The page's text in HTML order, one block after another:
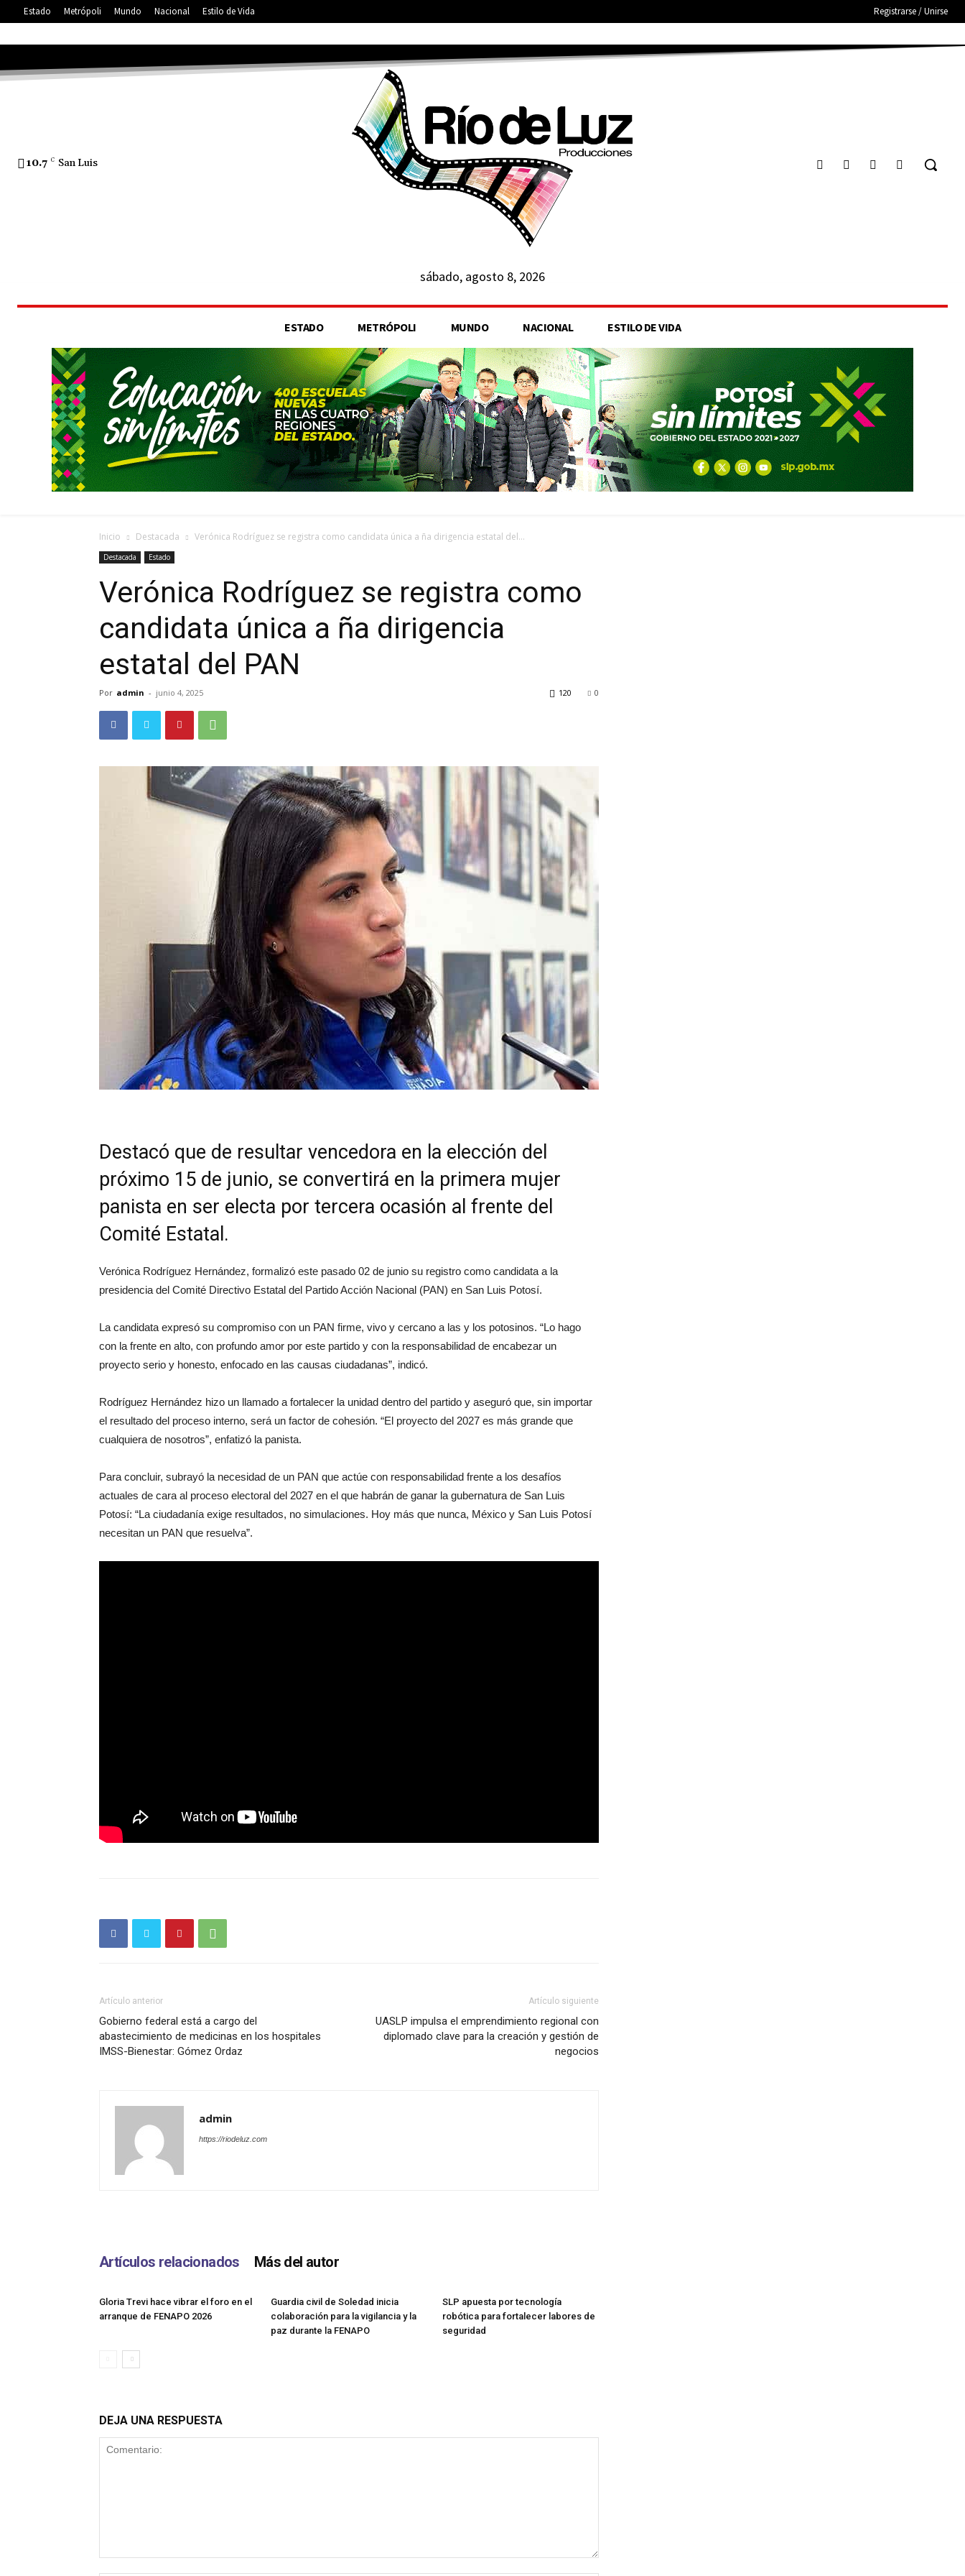
Estado Metrópoli Mundo Nacional Estilo de Vida Registrarse / Unirse
10.7 C San Luis
sábado, agosto 8, 2026
ESTADO METRÓPOLI MUNDO NACIONAL ESTILO DE VIDA
Inicio Destacada Verónica Rodríguez se registra como candidata única a ña dirigencia estatal del...
Destacada Estado
Verónica Rodríguez se registra como
candidata única a ña dirigencia
estatal del PAN
Por admin - junio 4, 2025 0
120
Destacó que de resultar vencedora en la elección del
próximo 15 de junio, se convertirá en la primera mujer
panista en ser electa por tercera ocasión al frente del
Comité Estatal.
Verónica Rodríguez Hernández, formalizó este pasado 02 de junio su registro como candidata a la
presidencia del Comité Directivo Estatal del Partido Acción Nacional (PAN) en San Luis Potosí.
La candidata expresó su compromiso con un PAN firme, vivo y cercano a las y los potosinos. “Lo hago
con la frente en alto, con profundo amor por este partido y con la responsabilidad de encabezar un
proyecto serio y honesto, enfocado en las causas ciudadanas”, indicó.
Rodríguez Hernández hizo un llamado a fortalecer la unidad dentro del partido y aseguró que, sin importar
el resultado del proceso interno, será un factor de cohesión. “El proyecto del 2027 es más grande que
cualquiera de nosotros”, enfatizó la panista.
Para concluir, subrayó la necesidad de un PAN que actúe con responsabilidad frente a los desafíos
actuales de cara al proceso electoral del 2027 en el que habrán de ganar la gubernatura de San Luis
Potosí: “La ciudadanía exige resultados, no simulaciones. Hoy más que nunca, México y San Luis Potosí
necesitan un PAN que resuelva”.
Artículo anterior
Gobierno federal está a cargo del
abastecimiento de medicinas en los hospitales
IMSS-Bienestar: Gómez Ordaz
Artículo siguiente
UASLP impulsa el emprendimiento regional con
diplomado clave para la creación y gestión de
negocios
admin
https://riodeluz.com
Artículos relacionados Más del autor
Gloria Trevi hace vibrar el foro en el
arranque de FENAPO 2026
Guardia civil de Soledad inicia
colaboración para la vigilancia y la
paz durante la FENAPO
SLP apuesta por tecnología
robótica para fortalecer labores de
seguridad
DEJA UNA RESPUESTA